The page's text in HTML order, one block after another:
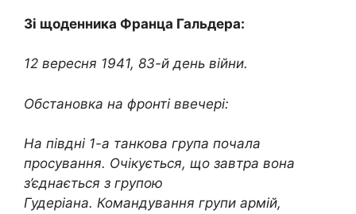
Зі щоденника Франца Гальдера:
12 вересня 1941, 83-й день війни.
Обстановка на фронті ввечері:
На півдні 1-а танкова група почала
просування. Очікується, що завтра вона
з’єднається з групою
Гудеріана. Командування групи армій,